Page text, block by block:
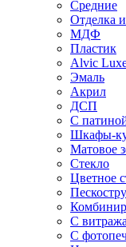
Средние
Отделка
МДФ
Пластик
Alvic
Эмаль
Акрил
ДСП
С
Шкафы-
Матовое
Стекло
Цветное
С
С